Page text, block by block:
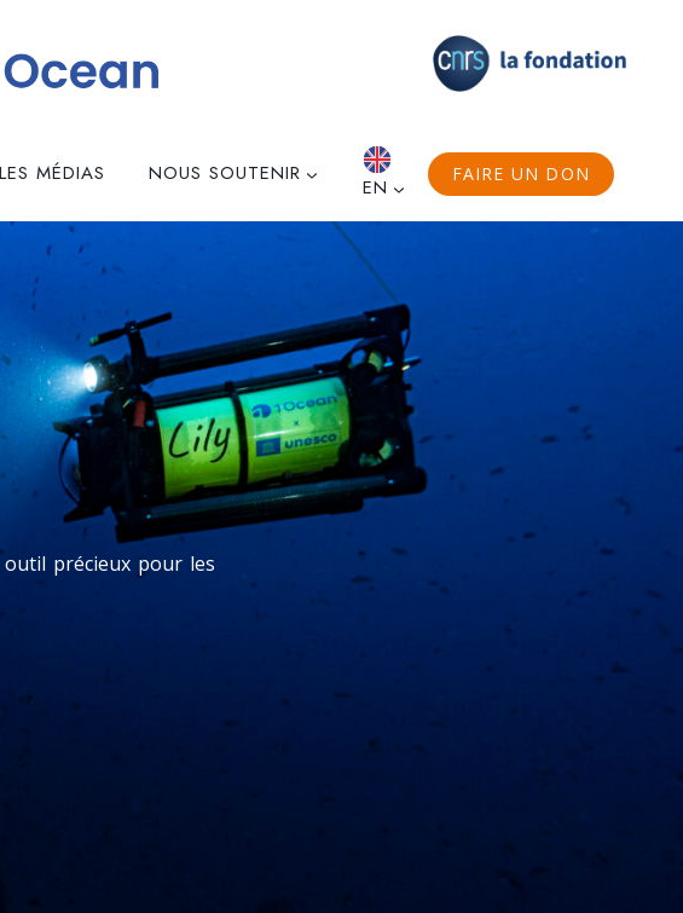
MÉDIAS NOUS SOUTENIR
EN
FAIRE UN DON
outil précieux pour les